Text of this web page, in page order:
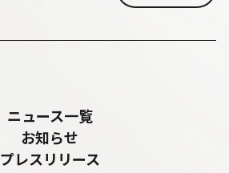
ニュース一覧
お知らせ
プレスリリース